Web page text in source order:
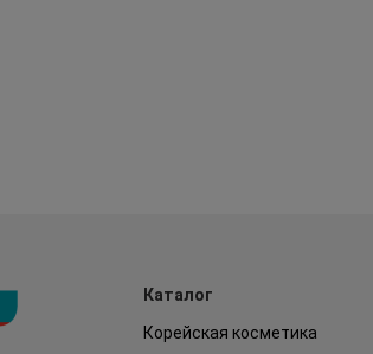
Каталог
Корейская косметика